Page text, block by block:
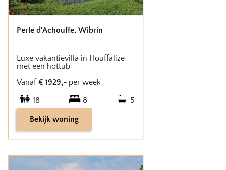
Perle d'Achouffe, Wibrin
Luxe vakantievilla in Houffalize
met een hottub
Vanaf € 1929,- per week
18
8 5
Bekijk woning